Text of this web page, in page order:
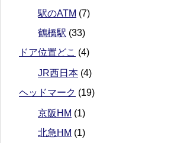
駅のATM (7)
鶴橋駅 (33)
ドア位置どこ (4)
JR西日本 (4)
ヘッドマーク (19)
京阪HM (1)
北急HM (1)